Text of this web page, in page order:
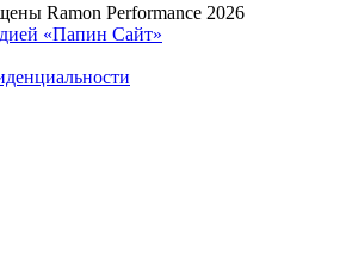
Ramon Performance 2026
«Папин Сайт»